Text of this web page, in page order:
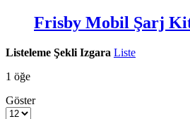
Frisby Mobil Şarj
Listeleme Şekli Izgara Liste
1 öğe
Göster